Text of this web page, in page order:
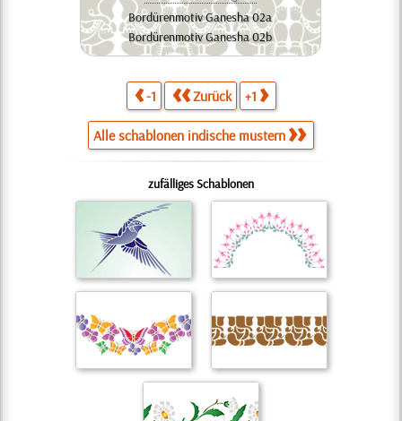
Bordürenmotiv Ganesha 02a
Bordürenmotiv Ganesha 02b
-1 Zurück +1
Alle schablonen indische mustern
zufälliges Schablonen